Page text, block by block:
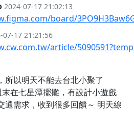
2024-07-17 21:02:13
board/
07-17 21:21:56
article/
所以明天不能去台北小聚了
在七星潭擺攤，有設計小遊戲
通需求，收到很多回饋～ 明天線